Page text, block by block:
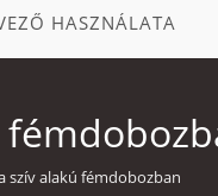
HASZNÁLATA
szív alakú fémdobozban